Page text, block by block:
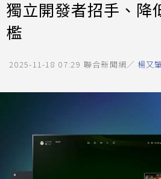
獨立開發者招手、降
檻
2025-11-18 07:29 聯合新聞網／ 楊又肇